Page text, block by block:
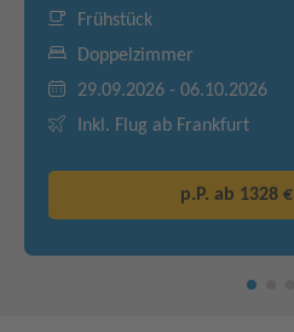
Frühstück
Doppelzimmer
29.09.2026 - 06.10.2026
Inkl. Flug ab Frankfurt
p.P. ab 1328 €